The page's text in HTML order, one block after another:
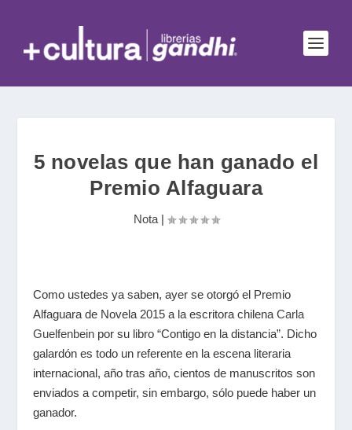
5 novelas que han ganado el
Premio Alfaguara
Nota|
Como ustedes ya saben, ayer se otorgó el Premio
Alfaguara de Novela 2015 a la escritora chilenaCarla
Guelfenbein por su libro “Contigo en la distancia”. Dicho
galardón es todo un referente en la escena literaria
internacional, año tras año, cientos de manuscritos son
enviados a competir, sin embargo, sólo puede haber un
ganador.